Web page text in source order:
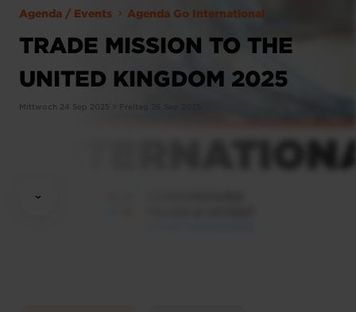
Agenda / Events Agenda Go International
TRADE MISSION TO THE
UNITED KINGDOM 2025
Mittwoch 24 Sep 2025 > Freitag 26 Sep 2025